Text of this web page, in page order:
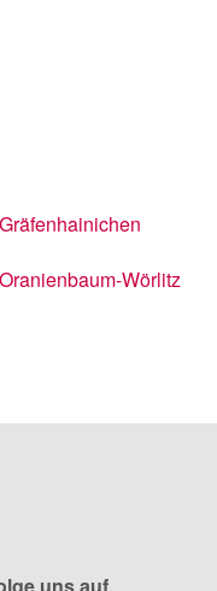
Gräfenhainichen
Oranienbaum-Wörlitz